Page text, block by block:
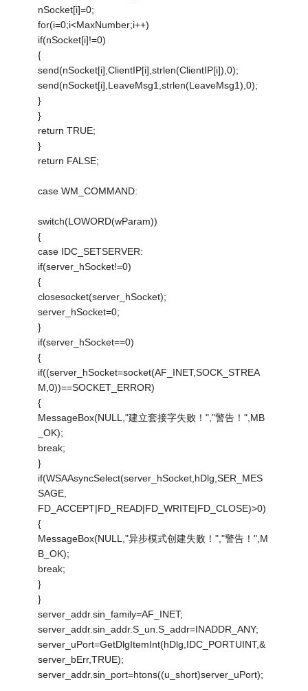
nSocket[i]=0;
for(i=0;i<MaxNumber;i++)
if(nSocket[i]!=0)
{
send(nSocket[i],ClientIP[i],strlen(ClientIP[i]),0);
send(nSocket[i],LeaveMsg1,strlen(LeaveMsg1),0);
}
}
return TRUE;
}
return FALSE;
case WM_COMMAND:
switch(LOWORD(wParam))
{
case IDC_SETSERVER:
if(server_hSocket!=0)
{
closesocket(server_hSocket);
server_hSocket=0;
}
if(server_hSocket==0)
{
if((server_hSocket=socket(AF_INET,SOCK_STREA
M,0))==SOCKET_ERROR)
{
MessageBox(NULL,"建立套接字失败！","警告！",MB
_OK);
break;
}
if(WSAAsyncSelect(server_hSocket,hDlg,SER_MES
SAGE,
FD_ACCEPT|FD_READ|FD_WRITE|FD_CLOSE)>0)
{
MessageBox(NULL,"异步模式创建失败！","警告！",M
B_OK);
break;
}
}
server_addr.sin_family=AF_INET;
server_addr.sin_addr.S_un.S_addr=INADDR_ANY;
server_uPort=GetDlgItemInt(hDlg,IDC_PORTUINT,&
server_bErr,TRUE);
server_addr.sin_port=htons((u_short)server_uPort);